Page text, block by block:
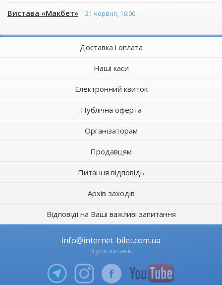
Вистава «Макбет» 21 червня, 16:00
Доставка і оплата
Наші каси
Електронний квиток
Публічна оферта
Організаторам
Продавцям
Питання відповідь
Архів заходів
Відповіді на Ваші важливі запитання
info@internet-bilet.com.ua
З усіх питань